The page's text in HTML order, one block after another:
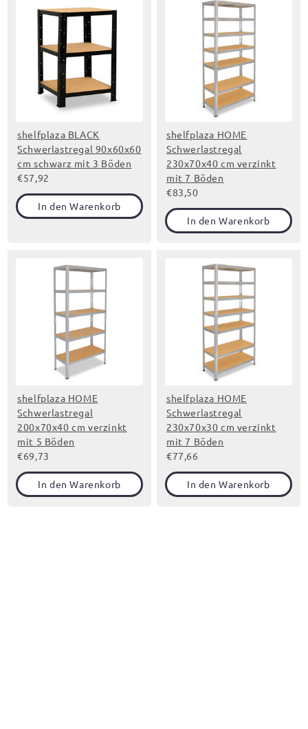
shelfplaza BLACK
Schwerlastregal 90x60x60
cm schwarz mit 3 Böden
€57,92
In den Warenkorb
shelfplaza HOME
Schwerlastregal
230x70x40 cm verzinkt
mit 7 Böden
€83,50
In den Warenkorb
shelfplaza HOME
Schwerlastregal
200x70x40 cm verzinkt
mit 5 Böden
€69,73
In den Warenkorb
shelfplaza HOME
Schwerlastregal
230x70x30 cm verzinkt
mit 7 Böden
€77,66
In den Warenkorb